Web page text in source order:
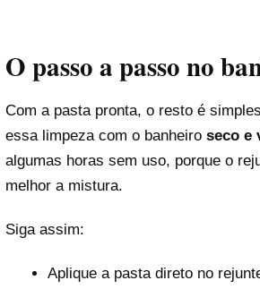
O passo a passo no
Com a pasta pronta, o resto é
essa limpeza com o banheiro seco e
algumas horas sem uso, porque o
melhor a mistura.
Siga assim:
Aplique a pasta direto no